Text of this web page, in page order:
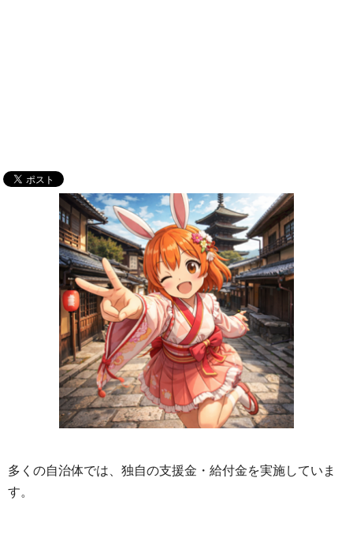
多くの自治体では、独自の支援金・給付金を実施していま
す。